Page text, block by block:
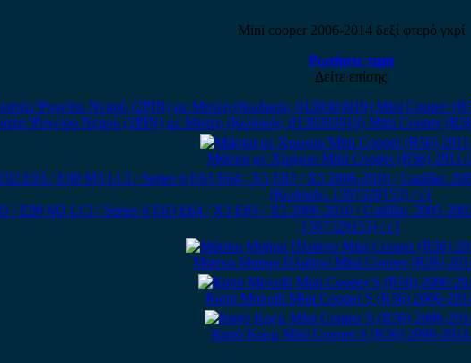
Mini cooper 2006-2014 δεξί φτερό γκρί
Ρωτήστε τιμή
Δείτε επίσης
Ψυγείου Νερού (2PIN) με Μοτέρ (Κωδικός: 0130303019) Mini Cooper
Μάσκα με Χρώμιο Mini Cooper (R56) 2011-
/ E90 M3 LCI / Series 6 E63 E64 / X3 E83 / X5 2006-2010 / Cadillac 2005-
1307329153) / c1
Μάσκα Μαύρο Πλαίσιο Mini Cooper (R56)
Καπό Μολυβί Mini Cooper S (R56) 2006-
Καπό Κρεμ Mini Cooper S (R56) 2006-